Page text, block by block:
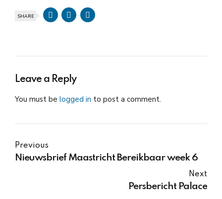
SHARE
Leave a Reply
You must be logged in to post a comment.
Previous
Nieuwsbrief Maastricht Bereikbaar week 6
Next
Persbericht Palace